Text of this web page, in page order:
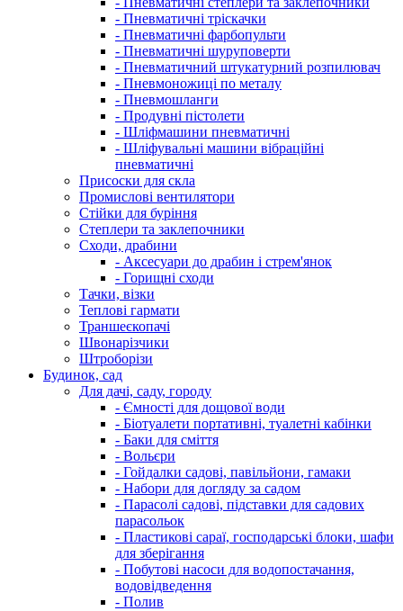
- Пневматичні тріскачки
- Пневматичні фарбопульти
- Пневматичні шуруповерти
- Пневматичний штукатурний розпилювач
- Пневмоножиці по металу
- Пневмошланги
- Продувні пістолети
- Шліфмашини пневматичні
- Шліфувальні машини вібраційні
пневматичні
Присоски для скла
Промислові вентилятори
Стійки для буріння
Степлери та заклепочники
Сходи, драбини
- Аксесуари до драбин і стрем'янок
- Горищні сходи
Тачки, візки
Теплові гармати
Траншеєкопачі
Швонарізчики
Штроборізи
Будинок, сад
Для дачі, саду, городу
- Ємності для дощової води
- Біотуалети портативні, туалетні кабінки
- Баки для сміття
- Вольєри
- Гойдалки садові, павільйони, гамаки
- Набори для догляду за садом
- Парасолі садові, підставки для садових
парасольок
- Пластикові сараї, господарські блоки, шафи
для зберігання
- Побутові насоси для водопостачання,
водовідведення
- Полив